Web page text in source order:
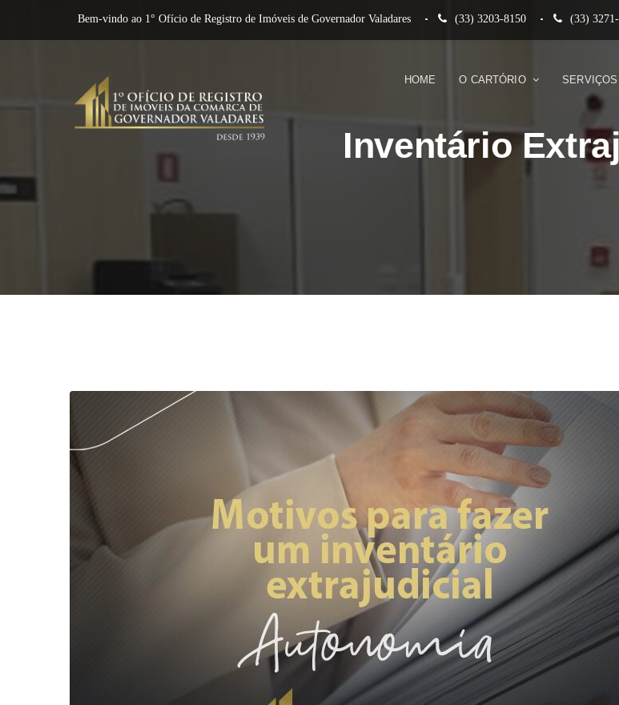
Bem-vindo ao 1° Ofício de Registro de Imóveis de Governador Valadares (33) 3203-8150 (33)
HOME O CARTÓRIO SERVIÇOS
Inventário